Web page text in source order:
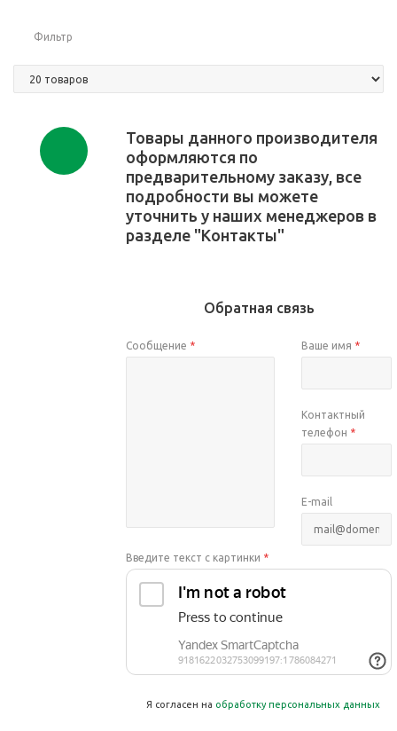
Фильтр
Товары данного производителя
оформляются по
предварительному заказу, все
подробности вы можете
уточнить у наших менеджеров в
разделе "Контакты"
Обратная связь
Сообщение * Ваше имя *
Контактный
телефон *
E-mail
Введите текст с картинки *
Я согласен на обработку персональных данных